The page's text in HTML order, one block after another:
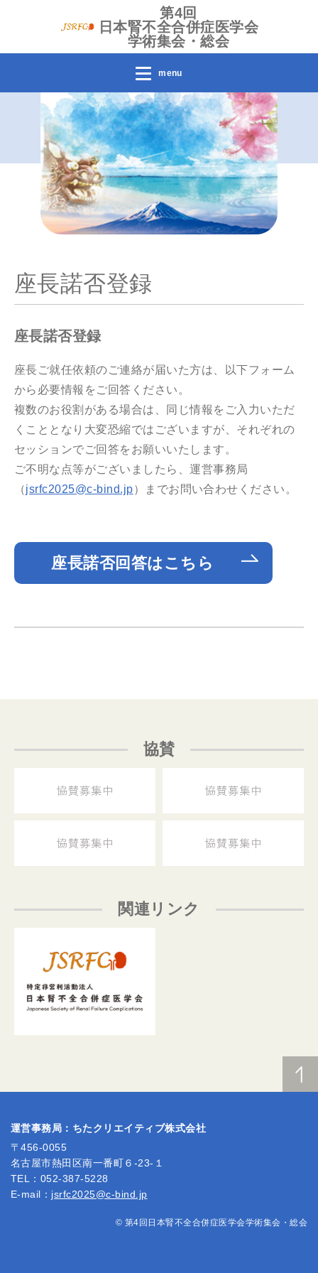
第4回
日本腎不全合併症医学会
学術集会・総会
menu
座長諾否登録
座長諾否登録
座長ご就任依頼のご連絡が届いた方は、以下フォーム
から必要情報をご回答ください。
複数のお役割がある場合は、同じ情報をご入力いただ
くこととなり大変恐縮ではございますが、それぞれの
セッションでご回答をお願いいたします。
ご不明な点等がございましたら、運営事務局
（jsrfc2025@c-bind.jp）までお問い合わせください。
座長諾否回答はこちら
協賛
関連リンク
運営事務局：ちたクリエイティブ株式会社
〒456-0055
名古屋市熱田区南一番町６-23-１
TEL：052-387-5228
E-mail： jsrfc2025@c-bind.jp
© 第4回日本腎不全合併症医学会学術集会・総会